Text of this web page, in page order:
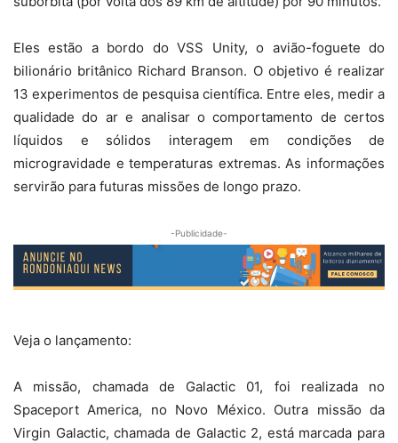
Eles estão a bordo do VSS Unity, o avião-foguete do
bilionário britânico Richard Branson. O objetivo é realizar
13 experimentos de pesquisa científica. Entre eles, medir a
qualidade do ar e analisar o comportamento de certos
líquidos e sólidos interagem em condições de
microgravidade e temperaturas extremas. As informações
servirão para futuras missões de longo prazo.
-Publicidade-
Veja o lançamento:
A missão, chamada de Galactic 01, foi realizada no
Spaceport America, no Novo México. Outra missão da
Virgin Galactic, chamada de Galactic 2, está marcada para